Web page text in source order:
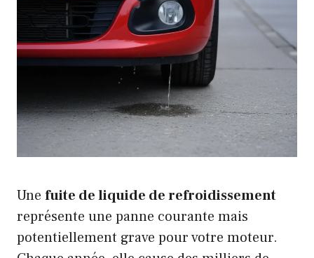
Une fuite de liquide de refroidissement
représente une panne courante mais
potentiellement grave pour votre moteur.